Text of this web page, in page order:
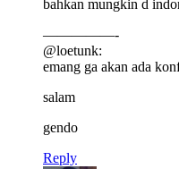
bahkan mungkin d
—————-
@loetunk:
emang ga akan ada
salam
gendo
Reply